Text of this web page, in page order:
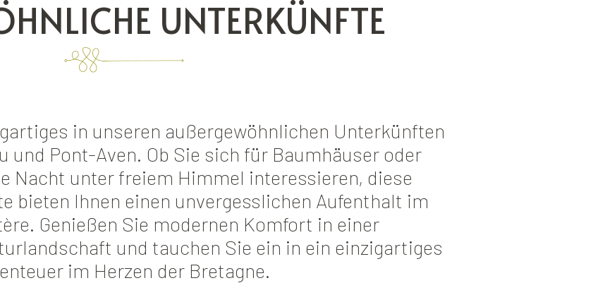
UNTERKÜNFTE
in unseren außergewöhnlichen Unterkünften
und Pont-Aven. Ob Sie sich für Baumhäuser oder
Nacht unter freiem Himmel interessieren, diese
bieten Ihnen einen unvergesslichen Aufenthalt im
Genießen Sie modernen Komfort in einer
und tauchen Sie ein in ein einzigartiges
im Herzen der Bretagne.